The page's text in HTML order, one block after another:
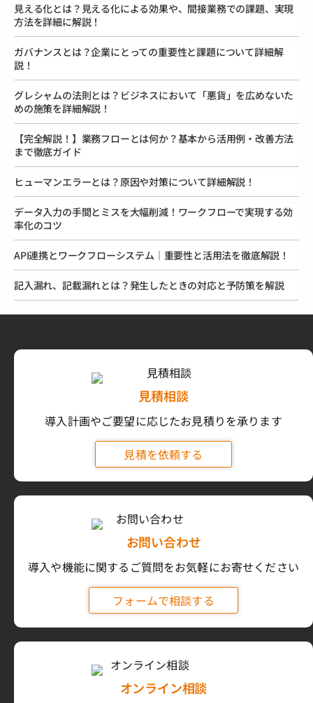
見える化とは？見える化による効果や、間接業務での課題、実現
方法を詳細に解説！
ガバナンスとは？企業にとっての重要性と課題について詳細解
説！
グレシャムの法則とは？ビジネスにおいて「悪貨」を広めないた
めの施策を詳細解説！
【完全解説！】業務フローとは何か？基本から活用例・改善方法
まで徹底ガイド
ヒューマンエラーとは？原因や対策について詳細解説！
データ入力の手間とミスを大幅削減！ワークフローで実現する効
率化のコツ
API連携とワークフローシステム｜重要性と活用法を徹底解説！
記入漏れ、記載漏れとは？発生したときの対応と予防策を解説
見積相談
導入計画やご要望に応じたお見積りを承ります
見積を依頼する
お問い合わせ
導入や機能に関するご質問をお気軽にお寄せください
フォームで相談する
オンライン相談